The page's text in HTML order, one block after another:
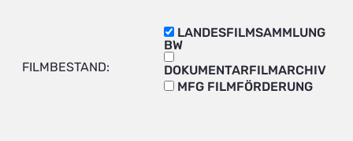
FILMBESTAND:
LANDESFILMSAMMLUNG
BW
DOKUMENTARFILMARCHIV
MFG FILMFÖRDERUNG